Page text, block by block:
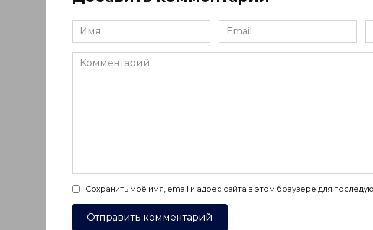
Имя
*
Email
*
Комментарий
Сохранить моё имя, email и адрес сайта в этом браузере для